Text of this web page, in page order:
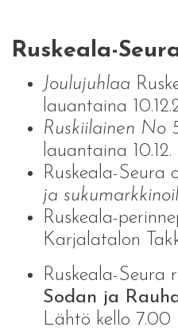
Ruskeala-
Joulujuhlaa
lauantaina
Ruskiilainen No
lauantaina 10.12.
Ruskeala-
ja
Ruskeala-
Karjalatalon
Ruskeala-Seura
Sodan ja
Lähtö kello